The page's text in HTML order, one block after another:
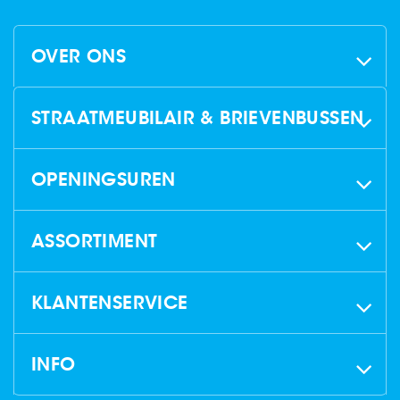
OVER ONS
STRAATMEUBILAIR & BRIEVENBUSSEN
OPENINGSUREN
ASSORTIMENT
KLANTENSERVICE
INFO